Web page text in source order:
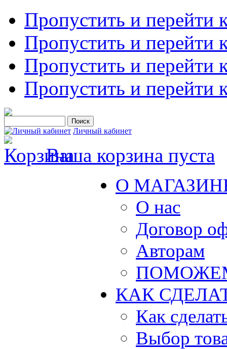
Пропустить и перейти
Пропустить и перейти
Пропустить и перейти
Пропустить и перейти
Личный кабинет
Ваша корзина пуста
О
О нас
Договор
Авторам
КАК
Как
Выбор